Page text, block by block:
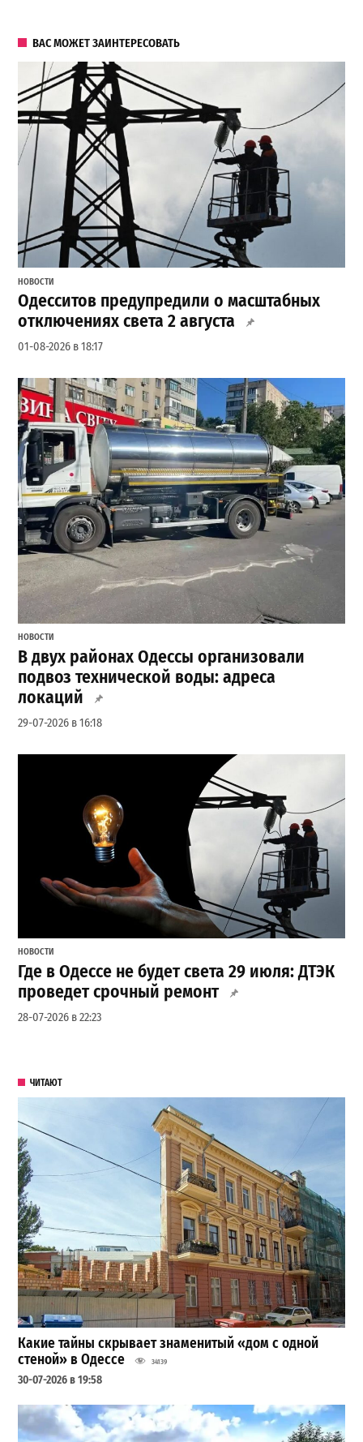
ВАС МОЖЕТ ЗАИНТЕРЕСОВАТЬ
НОВОСТИ
Одесситов предупредили о масштабных
отключениях света 2 августа
01-08-2026 в 18:17
НОВОСТИ
В двух районах Одессы организовали
подвоз технической воды: адреса
локаций
29-07-2026 в 16:18
НОВОСТИ
Где в Одессе не будет света 29 июля: ДТЭК
проведет срочный ремонт
28-07-2026 в 22:23
ЧИТАЮТ
Какие тайны скрывает знаменитый «дом с одной
стеной» в Одессе
34139
30-07-2026 в 19:58